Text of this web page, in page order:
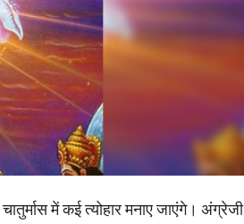
में कई त्योहार मनाए जाएंगे। अंग्रेजी